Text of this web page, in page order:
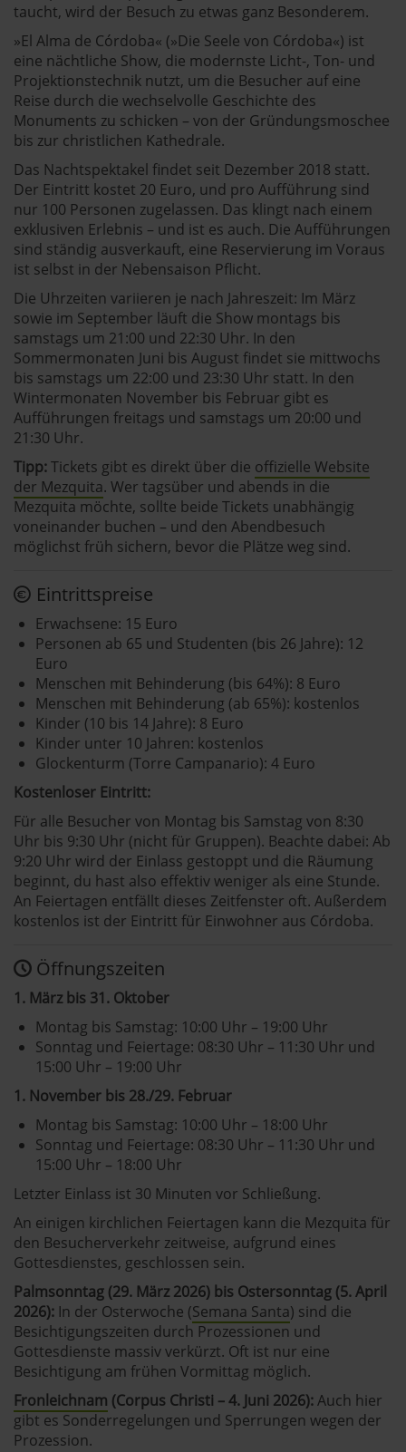
andalusien360.de verwendet Cookies
Einige von ihnen sind notwendig, während andere nicht
notwendig sind, jedoch helfen das Onlineangebot zu
verbessern und wirtschaftlich zu betreiben. Du kannst in
den Einsatz der nicht notwendigen Cookies mit dem Klick
auf die Schaltfläche »Akzeptieren« einwilligen oder dich
Einwilligung umfasst alle vorausgewählten, bzw. von dir
ausgewählten Cookies. Du kannst diese Einstellungen
jederzeit aufrufen und Cookies auch nachträglich
jederzeit abwählen. Weitere Hinweise zu den
verwendeten Verfahren und Begrifflichkeiten (z.B.
der Datenschutzerklärung.
Datenschutzerklärung|Impressum
taucht, wird der Besuch zu etwas ganz Besonderem.
»El Alma de Córdoba« (»Die Seele von Córdoba«) ist
eine nächtliche Show, die modernste Licht-, Ton- und
Projektionstechnik nutzt, um die Besucher auf eine
Reise durch die wechselvolle Geschichte des
Monuments zu schicken – von der Gründungsmoschee
bis zur christlichen Kathedrale.
Das Nachtspektakel findet seit Dezember 2018 statt.
Der Eintritt kostet 20 Euro, und pro Aufführung sind
nur 100 Personen zugelassen. Das klingt nach einem
exklusiven Erlebnis – und ist es auch. Die Aufführungen
sind ständig ausverkauft, eine Reservierung im Voraus
ist selbst in der Nebensaison Pflicht.
Die Uhrzeiten variieren je nach Jahreszeit: Im März
sowie im September läuft die Show montags bis
samstags um 21:00 und 22:30 Uhr. In den
Sommermonaten Juni bis August findet sie mittwochs
bis samstags um 22:00 und 23:30 Uhr statt. In den
Wintermonaten November bis Februar gibt es
Aufführungen freitags und samstags um 20:00 und
21:30 Uhr.
Tipp:Tickets gibt es direkt über die offizielle Website
der Mezquita. Wer tagsüber und abends in die
Mezquita möchte, sollte beide Tickets unabhängig
voneinander buchen – und den Abendbesuch
möglichst früh sichern, bevor die Plätze weg sind.
Eintrittspreise
Erwachsene: 15 Euro
Personen ab 65 und Studenten (bis 26 Jahre): 12
Euro
Menschen mit Behinderung (bis 64%): 8 Euro
Menschen mit Behinderung (ab 65%): kostenlos
Kinder (10 bis 14 Jahre): 8 Euro
Kinder unter 10 Jahren: kostenlos
Glockenturm (Torre Campanario): 4 Euro
Kostenloser Eintritt:
Für alle Besucher von Montag bis Samstag von 8:30
Uhr bis 9:30 Uhr (nicht für Gruppen). Beachte dabei: Ab
9:20 Uhr wird der Einlass gestoppt und die Räumung
beginnt, du hast also effektiv weniger als eine Stunde.
An Feiertagen entfällt dieses Zeitfenster oft. Außerdem
kostenlos ist der Eintritt für Einwohner aus Córdoba.
Öffnungszeiten
1. März bis 31. Oktober
Montag bis Samstag: 10:00 Uhr – 19:00 Uhr
Sonntag und Feiertage: 08:30 Uhr – 11:30 Uhr und
15:00 Uhr – 19:00 Uhr
1. November bis 28./29. Februar
Montag bis Samstag: 10:00 Uhr – 18:00 Uhr
Sonntag und Feiertage: 08:30 Uhr – 11:30 Uhr und
15:00 Uhr – 18:00 Uhr
Letzter Einlass ist 30 Minuten vor Schließung.
An einigen kirchlichen Feiertagen kann die Mezquita für
den Besucherverkehr zeitweise, aufgrund eines
Gottesdienstes, geschlossen sein.
Palmsonntag (29. März 2026) bis Ostersonntag (5. April
2026): In der Osterwoche (Semana Santa) sind die
Besichtigungszeiten durch Prozessionen und
Gottesdienste massiv verkürzt. Oft ist nur eine
Besichtigung am frühen Vormittag möglich.
Fronleichnam (Corpus Christi – 4. Juni 2026):Auch hier
gibt es Sonderregelungen und Sperrungen wegen der
Prozession.